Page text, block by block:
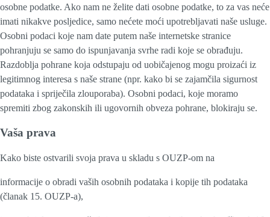
osobne podatke. Ako nam ne želite dati osobne podatke, to za vas neće
imati nikakve posljedice, samo nećete moći upotrebljavati naše usluge.
Osobni podaci koje nam date putem naše internetske stranice
pohranjuju se samo do ispunjavanja svrhe radi koje se obrađuju.
Razdoblja pohrane koja odstupaju od uobičajenog mogu proizaći iz
legitimnog interesa s naše strane (npr. kako bi se zajamčila sigurnost
podataka i spriječila zlouporaba). Osobni podaci, koje moramo
spremiti zbog zakonskih ili ugovornih obveza pohrane, blokiraju se.
Vaša prava
Kako biste ostvarili svoja prava u skladu s OUZP-om na
informacije o obradi vaših osobnih podataka i kopije tih podataka
(članak 15. OUZP-a),